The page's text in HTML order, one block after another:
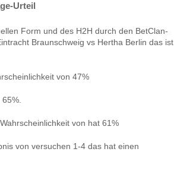
Urteil
Form und des H2H durch den BetClan-
Braunschweig vs Hertha Berlin das ist
von 47%
von hat 61%
von versuchen 1-4 das hat einen